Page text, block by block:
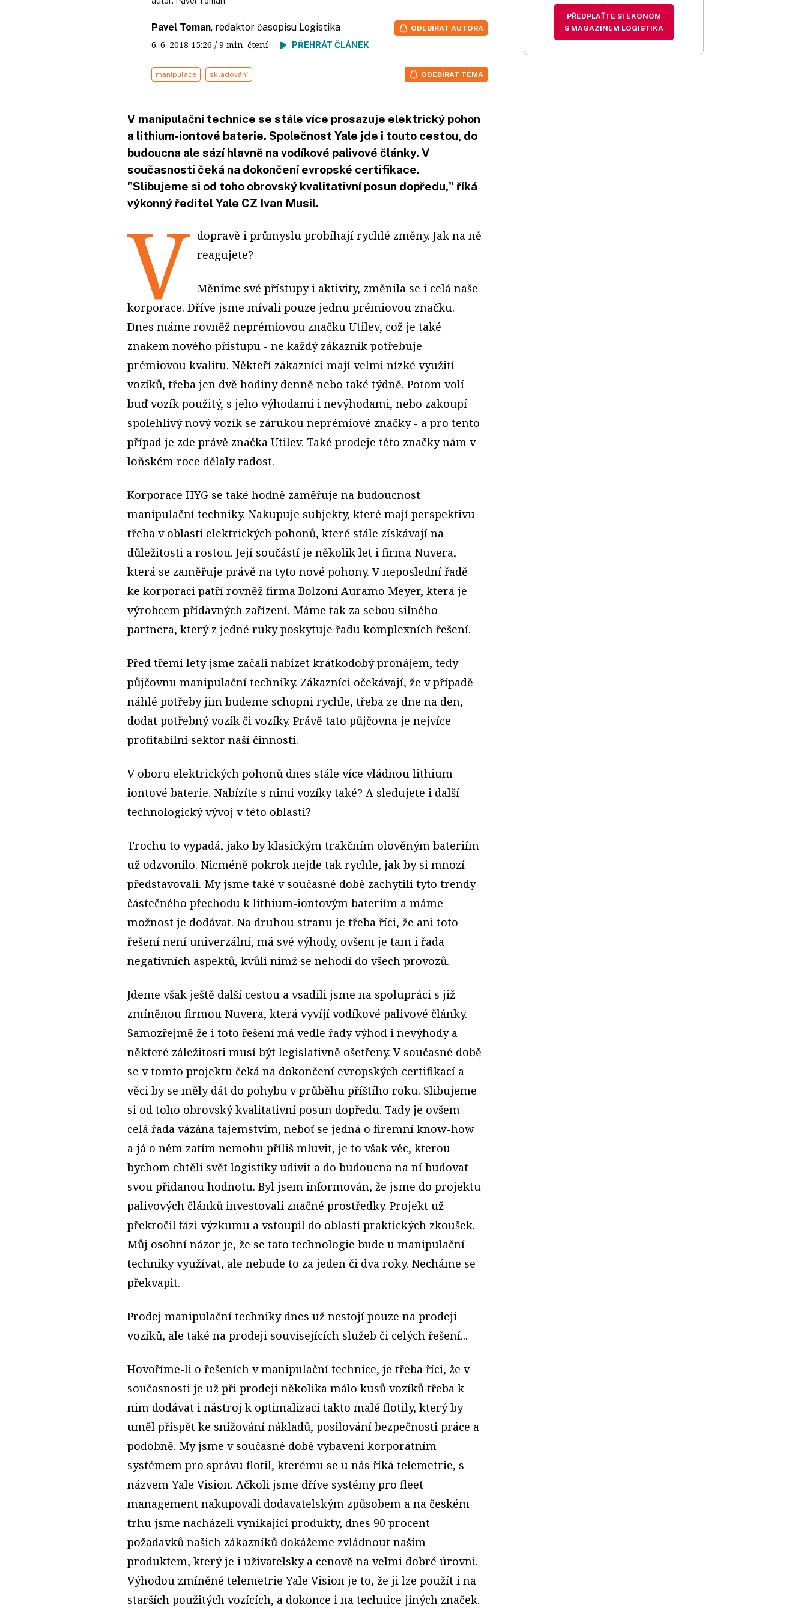
Pavel Toman, redaktor časopisu Logistika
6. 6. 2018 15:26 / 9 min. čtení PŘEHRÁT ČLÁNEK
ODEBÍRAT AUTORA
manipulace skladování ODEBÍRAT TÉMA
V manipulační technice se stále více prosazuje elektrický pohon
a lithium-iontové baterie. Společnost Yale jde i touto cestou, do
budoucna ale sází hlavně na vodíkové palivové články. V
současnosti čeká na dokončení evropské certifikace.
"Slibujeme si od toho obrovský kvalitativní posun dopředu," říká
výkonný ředitel Yale CZ Ivan Musil.
V dopravě i průmyslu probíhají rychlé změny. Jak na ně
reagujete?
Měníme své přístupy i aktivity, změnila se i celá naše
korporace. Dříve jsme mívali pouze jednu prémiovou značku.
Dnes máme rovněž neprémiovou značku Utilev, což je také
znakem nového přístupu - ne každý zákazník potřebuje
prémiovou kvalitu. Někteří zákazníci mají velmi nízké využití
vozíků, třeba jen dvě hodiny denně nebo také týdně. Potom volí
buď vozík použitý, s jeho výhodami i nevýhodami, nebo zakoupí
spolehlivý nový vozík se zárukou neprémiové značky - a pro tento
případ je zde právě značka Utilev. Také prodeje této značky nám v
loňském roce dělaly radost.
Korporace HYG se také hodně zaměřuje na budoucnost
manipulační techniky. Nakupuje subjekty, které mají perspektivu
třeba v oblasti elektrických pohonů, které stále získávají na
důležitosti a rostou. Její součástí je několik let i firma Nuvera,
která se zaměřuje právě na tyto nové pohony. V neposlední řadě
ke korporaci patří rovněž firma Bolzoni Auramo Meyer, která je
výrobcem přídavných zařízení. Máme tak za sebou silného
partnera, který z jedné ruky poskytuje řadu komplexních řešení.
Před třemi lety jsme začali nabízet krátkodobý pronájem, tedy
půjčovnu manipulační techniky. Zákazníci očekávají, že v případě
náhlé potřeby jim budeme schopni rychle, třeba ze dne na den,
dodat potřebný vozík či vozíky. Právě tato půjčovna je nejvíce
profitabilní sektor naší činnosti.
V oboru elektrických pohonů dnes stále více vládnou lithium-
iontové baterie. Nabízíte s nimi vozíky také? A sledujete i další
technologický vývoj v této oblasti?
Trochu to vypadá, jako by klasickým trakčním olověným bateriím
už odzvonilo. Nicméně pokrok nejde tak rychle, jak by si mnozí
představovali. My jsme také v současné době zachytili tyto trendy
částečného přechodu k lithium-iontovým bateriím a máme
možnost je dodávat. Na druhou stranu je třeba říci, že ani toto
řešení není univerzální, má své výhody, ovšem je tam i řada
negativních aspektů, kvůli nimž se nehodí do všech provozů.
Jdeme však ještě další cestou a vsadili jsme na spolupráci s již
zmíněnou firmou Nuvera, která vyvíjí vodíkové palivové články.
Samozřejmě že i toto řešení má vedle řady výhod i nevýhody a
některé záležitosti musí být legislativně ošetřeny. V současné době
se v tomto projektu čeká na dokončení evropských certifikací a
věci by se měly dát do pohybu v průběhu příštího roku. Slibujeme
si od toho obrovský kvalitativní posun dopředu. Tady je ovšem
celá řada vázána tajemstvím, neboť se jedná o firemní know-how
a já o něm zatím nemohu příliš mluvit, je to však věc, kterou
bychom chtěli svět logistiky udivit a do budoucna na ní budovat
svou přidanou hodnotu. Byl jsem informován, že jsme do projektu
palivových článků investovali značné prostředky. Projekt už
překročil fázi výzkumu a vstoupil do oblasti praktických zkoušek.
Můj osobní názor je, že se tato technologie bude u manipulační
techniky využívat, ale nebude to za jeden či dva roky. Necháme se
překvapit.
Prodej manipulační techniky dnes už nestojí pouze na prodeji
vozíků, ale také na prodeji souvisejících služeb či celých řešení...
Hovoříme-li o řešeních v manipulační technice, je třeba říci, že v
současnosti je už při prodeji několika málo kusů vozíků třeba k
nim dodávat i nástroj k optimalizaci takto malé flotily, který by
uměl přispět ke snižování nákladů, posilování bezpečnosti práce a
podobně. My jsme v současné době vybaveni korporátním
systémem pro správu flotil, kterému se u nás říká telemetrie, s
názvem Yale Vision. Ačkoli jsme dříve systémy pro fleet
management nakupovali dodavatelským způsobem a na českém
trhu jsme nacházeli vynikající produkty, dnes 90 procent
požadavků našich zákazníků dokážeme zvládnout naším
produktem, který je i uživatelsky a cenově na velmi dobré úrovni.
Výhodou zmíněné telemetrie Yale Vision je to, že ji lze použít i na
starších použitých vozících, a dokonce i na technice jiných značek.
PŘEDPLAŤTE SI EKONOM
S MAGAZÍNEM LOGISTIKA